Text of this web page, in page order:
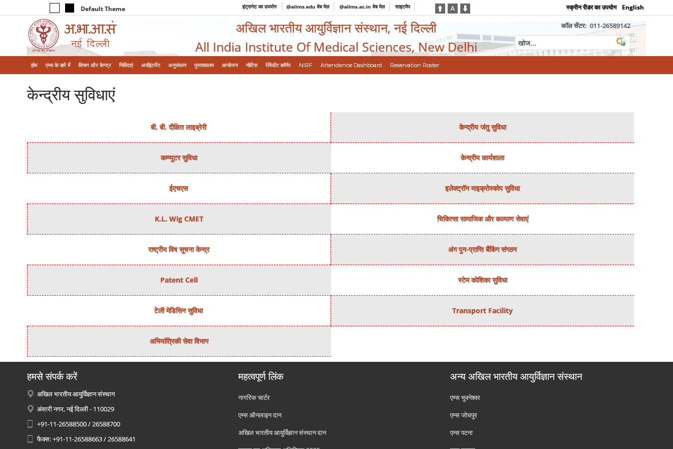
Default Theme इंट्रानेट का उपयोग @aiims.edu वेब मेल @aiims.ac.in वेब मेल साइटमैप स्क्रीन रीडर का उपयोग English
अखिल भारतीय आयुर्विज्ञान संस्थान, नई दिल्ली
All India Institute Of Medical Sciences, New Delhi
कॉल सेंटर: 011-26589142
होम एम्‍स के बारे में विभाग और केन्‍द्र निविदाएं अपॉइंटमेंट अनुसंधान पुस्तकालय आयोजन नोटिस रेसिडेंट कॉर्नर NIRF Attendance Dashboard Reservation Roster
केन्‍द्रीय सुविधाएं
बी. बी. दीक्षित लाइब्रेरी केन्‍द्रीय जंतु सुविधा
कम्‍प्‍यूटर सुविधा केन्‍द्रीय कार्यशाला
ईएचएस इलेक्‍ट्रॉन माइक्रोस्‍कोप सुविधा
K.L. Wig CMET चिकित्‍सा सामाजिक और कल्‍याण सेवाएं
राष्‍ट्रीय विष सूचना केन्‍द्र अंग पुन-प्राप्ति बैंकिंग संगठन
Patent Cell स्‍टेम कोशिका सुविधा
टेली मेडिसिन सुविधा Transport Facility
अभियांत्रिकी सेवा विभाग
हमसे संपर्क करें
अखिल भारतीय आयुर्विज्ञान संस्थान
अंसारी नगर, नई दिल्ली - 110029
+91-11-26588500 / 26588700
फैक्स: +91-11-26588663 / 26588641
महत्वपूर्ण लिंक
नागरिक चार्टर
एम्स ऑनलाइन दान
अखिल भारतीय आयुर्विज्ञान संस्थान दान
अन्य अखिल भारतीय आयुर्विज्ञान संस्थान
एम्‍स भुवनेश्वर
एम्‍स जोधपुर
एम्‍स पटना